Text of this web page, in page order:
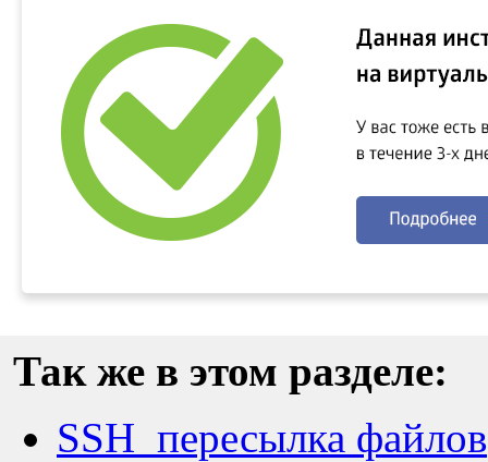
Так же в этом разделе:
SSH_пересылка файлов